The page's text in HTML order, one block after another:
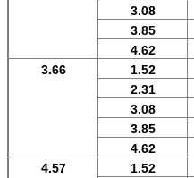
3.08
3.85
4.62
3.66
1.52
2.31
3.08
3.85
4.62
4.57
1.52